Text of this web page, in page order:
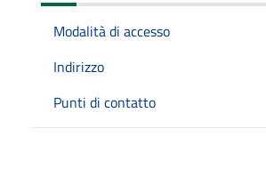
Modalità di accesso
Indirizzo
Punti di contatto